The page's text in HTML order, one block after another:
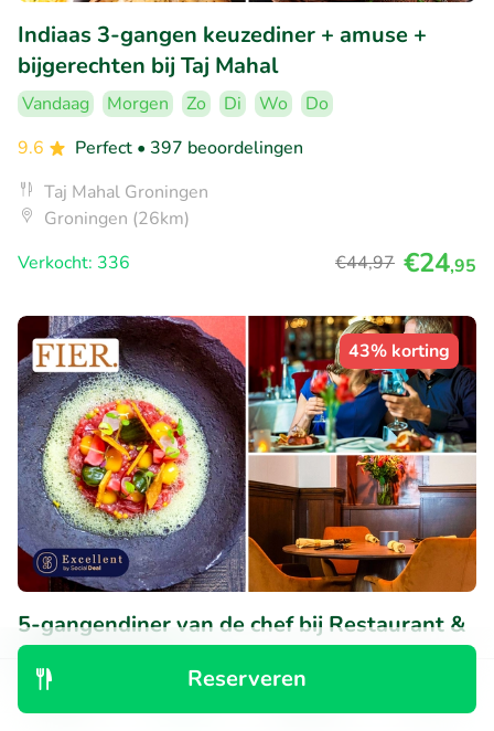
Reserveren
Indiaas 3-gangen keuzediner + amuse +
bijgerechten bij Taj Mahal
Vandaag Morgen Zo Di Wo
Do
9.6
Perfect • 397 beoordelingen
Taj Mahal Groningen
Groningen (26km)
Verkocht: 336
€44,97 €24,95
43% korting
5-gangendiner van de chef bij Restaurant &
Gastrobar Fier
Vandaag Zo
Do